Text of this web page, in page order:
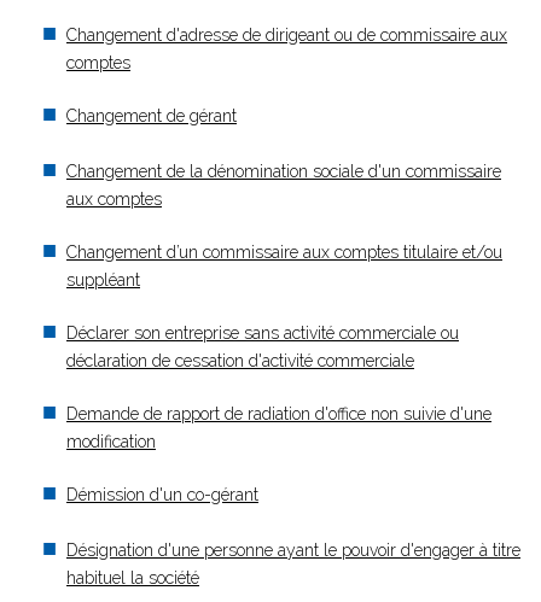
Changement d'adresse de dirigeant ou de commissaire aux
comptes
Changement de gérant
Changement de la dénomination sociale d'un commissaire
aux comptes
Changement d’un commissaire aux comptes titulaire et/ou
suppléant
Déclarer son entreprise sans activité commerciale ou
déclaration de cessation d'activité commerciale
Demande de rapport de radiation d'office non suivie d'une
modification
Démission d'un co-gérant
Désignation d'une personne ayant le pouvoir d'engager à titre
habituel la société